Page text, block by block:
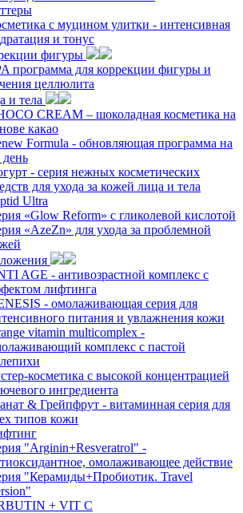
с муцином улитки - интенсивная
и тонус
фигуры
программа для коррекции фигуры и
целлюлита
и тела
CREAM – шоколадная косметика на
какао
Formula - обновляющая программа на
день
- серия нежных косметических
для ухода за кожей лица и тела
Ultra
«Glow Reform» с гликолевой кислотой
«AzeZn» для ухода за проблемной
AGE - антивозрастной комплекс с
лифтинга
- омолаживающая серия для
питания и увлажнения кожи
vitamin multicomplex -
комплекс с пастой
косметика с высокой концентрацией
ингредиента
& Грейпфрут - витаминная серия для
типов кожи
"Arginin+Resveratrol" -
омолаживающее действие
"Керамиды+Пробиотик. Travel
+ VIT C